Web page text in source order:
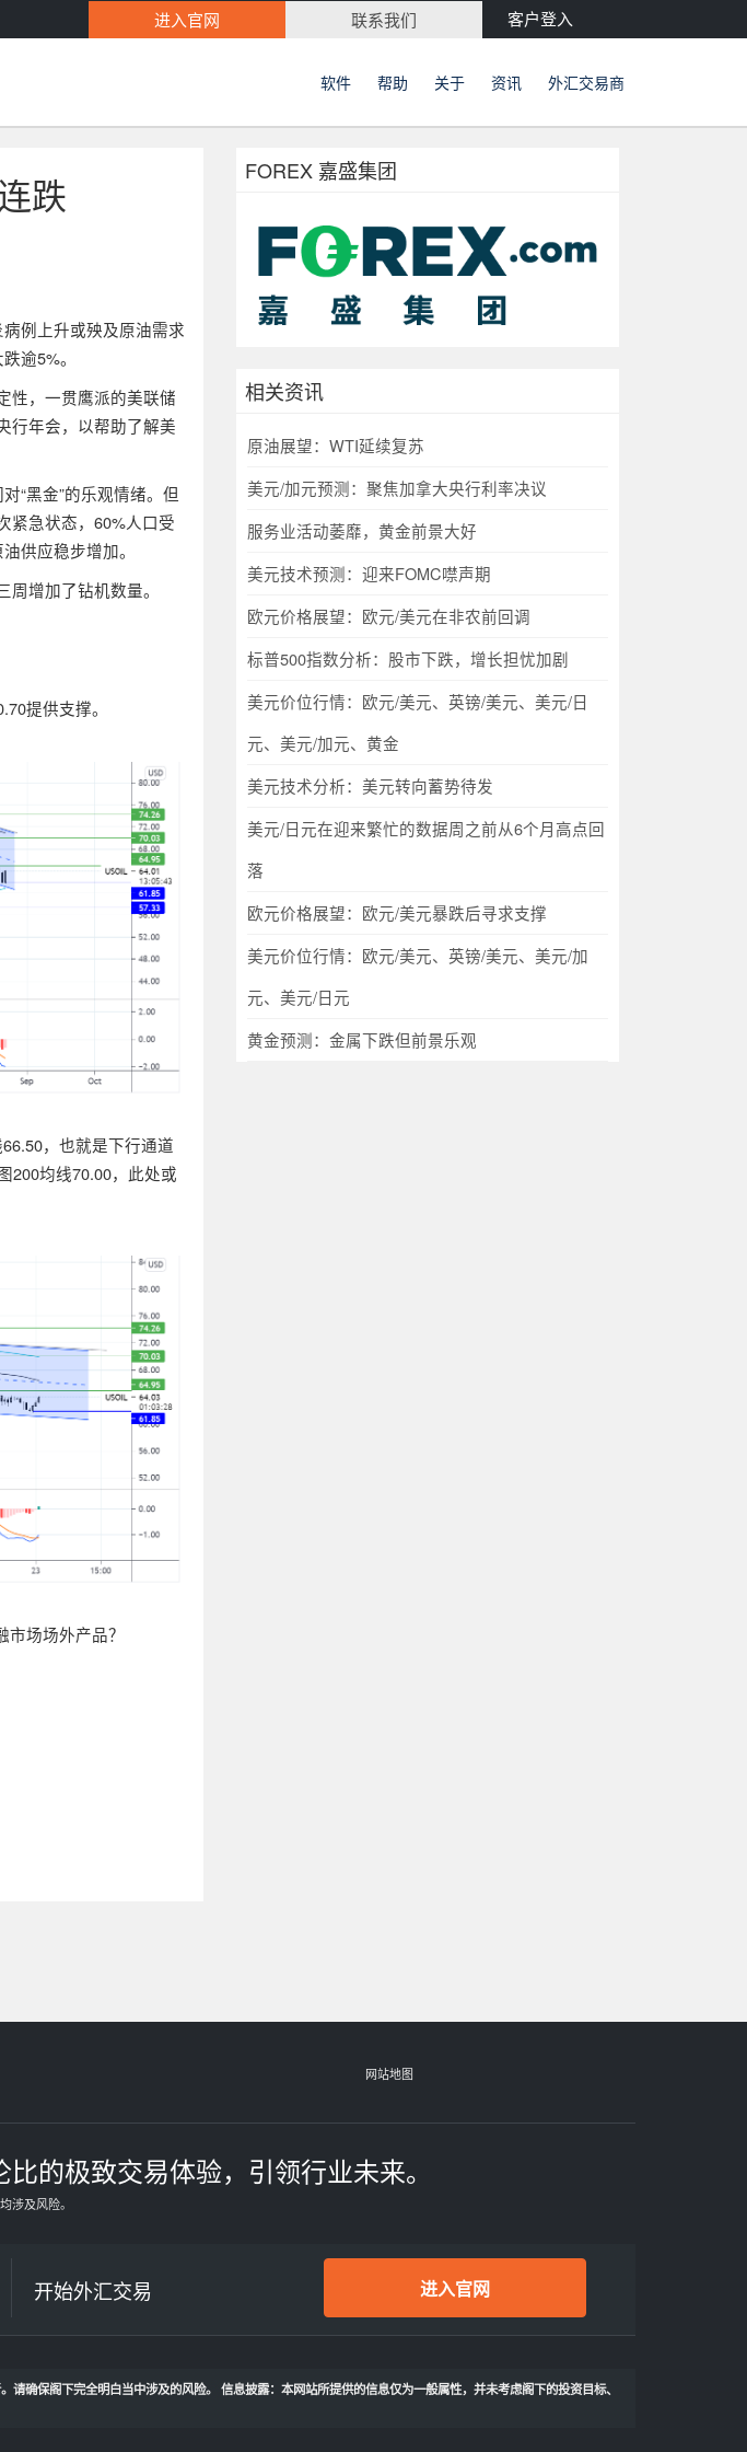
进入官网 联系我们 客户登入
软件 帮助 关于 资讯 外汇交易商
跌
例上升或殃及原油需求
逾5%。
性，一贯鹰派的美联储
行年会，以帮助了解美
“黑金”的乐观情绪。但
紧急状态，60%人口受
供应稳步增加。
增加了钻机数量。
提供支撑。
，也就是下行通道
200均线70.00，此处或
场场外产品？
FOREX 嘉盛集团
相关资讯
原油展望：WTI延续复苏
美元/加元预测：聚焦加拿大央行利率决议
服务业活动萎靡，黄金前景大好
美元技术预测：迎来FOMC噤声期
欧元价格展望：欧元/美元在非农前回调
标普500指数分析：股市下跌，增长担忧加剧
美元价位行情：欧元/美元、英镑/美元、美元/日
元、美元/加元、黄金
美元技术分析：美元转向蓄势待发
美元/日元在迎来繁忙的数据周之前从6个月高点回
落
欧元价格展望：欧元/美元暴跌后寻求支撑
美元价位行情：欧元/美元、英镑/美元、美元/加
元、美元/日元
黄金预测：金属下跌但前景乐观
网站地图
的极致交易体验，引领行业未来。
涉及风险。
开始外汇交易 进入官网
确保阁下完全明白当中涉及的风险。 信息披露：本网站所提供的信息仅为一般属性，并未考虑阁下的投资目标、